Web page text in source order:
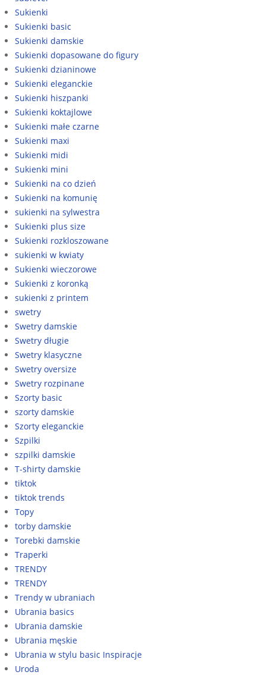
Sukienki
Sukienki basic
Sukienki damskie
Sukienki dopasowane do figury
Sukienki dzianinowe
Sukienki eleganckie
Sukienki hiszpanki
Sukienki koktajlowe
Sukienki małe czarne
Sukienki maxi
Sukienki midi
Sukienki mini
Sukienki na co dzień
Sukienki na komunię
sukienki na sylwestra
Sukienki plus size
Sukienki rozkloszowane
sukienki w kwiaty
Sukienki wieczorowe
Sukienki z koronką
sukienki z printem
swetry
Swetry damskie
Swetry długie
Swetry klasyczne
Swetry oversize
Swetry rozpinane
Szorty basic
szorty damskie
Szorty eleganckie
Szpilki
szpilki damskie
T-shirty damskie
tiktok
tiktok trends
Topy
torby damskie
Torebki damskie
Traperki
TRENDY
TRENDY
Trendy w ubraniach
Ubrania basics
Ubrania damskie
Ubrania męskie
Ubrania w stylu basic Inspiracje
Uroda